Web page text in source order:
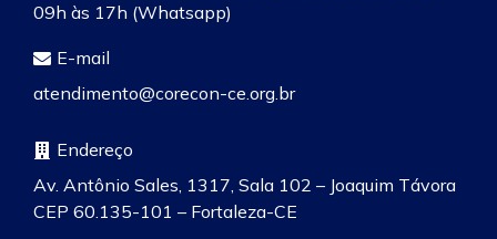
09h às 17h (Whatsapp)
E-mail
atendimento@corecon-ce.org.br
Endereço
Av. Antônio Sales, 1317, Sala 102 – Joaquim Távora
CEP 60.135-101 – Fortaleza-CE